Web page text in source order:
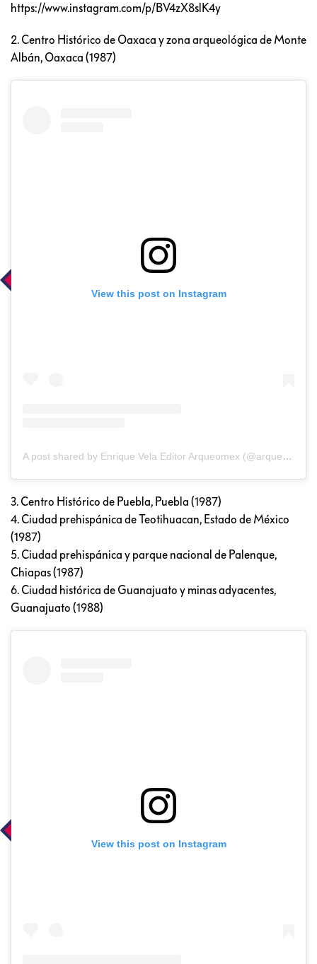
https://www.instagram.com/p/BV4zX8slK4y
2. Centro Histórico de Oaxaca y zona arqueológica de Monte
Albán, Oaxaca (1987)
View this post on Instagram
A post shared by Enrique Vela Editor Arqueomex (@arqueomex_evela)
3. Centro Histórico de Puebla, Puebla (1987)
4. Ciudad prehispánica de Teotihuacan, Estado de México
(1987)
5. Ciudad prehispánica y parque nacional de Palenque,
Chiapas (1987)
6. Ciudad histórica de Guanajuato y minas adyacentes,
Guanajuato (1988)
View this post on Instagram